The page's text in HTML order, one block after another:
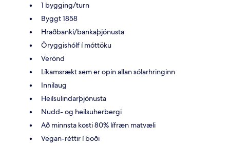
1 bygging/turn
Byggt 1858
Hraðbanki/bankaþjónusta
Öryggishólf í móttöku
Verönd
Líkamsrækt sem er opin allan sólarhringinn
Innilaug
Heilsulindarþjónusta
Nudd- og heilsuherbergi
Að minnsta kosti 80% lífræn matvæli
Vegan-réttir í boði